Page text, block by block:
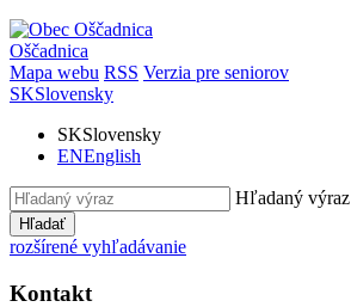
Oščadnica
Mapa webu RSS Verzia pre seniorov
SKSlovensky
SKSlovensky
ENEnglish
Hľadaný výraz
Hľadať
rozšírené vyhľadávanie
Kontakt